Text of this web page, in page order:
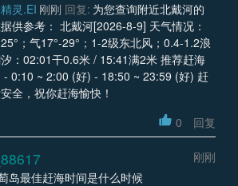
灵.EI 刚刚 回复: 为您查询附近北戴河的
供参考： 北戴河[2026-8-9] 天气情况：
；气17°-29°；1-2级东北风；0.4-1.2浪
：02:01干0.6米 / 15:41满2米 推荐赶海
- 0:10 ~ 2:00 (好) - 18:50 ~ 23:59 (好) 赶
全，祝你赶海愉快！
0 回复
刚刚
岛最佳赶海时间是什么时候